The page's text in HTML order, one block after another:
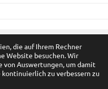
die auf Ihrem Rechner
Website besuchen. Wir
von Auswertungen, um damit
zu verbessern zu